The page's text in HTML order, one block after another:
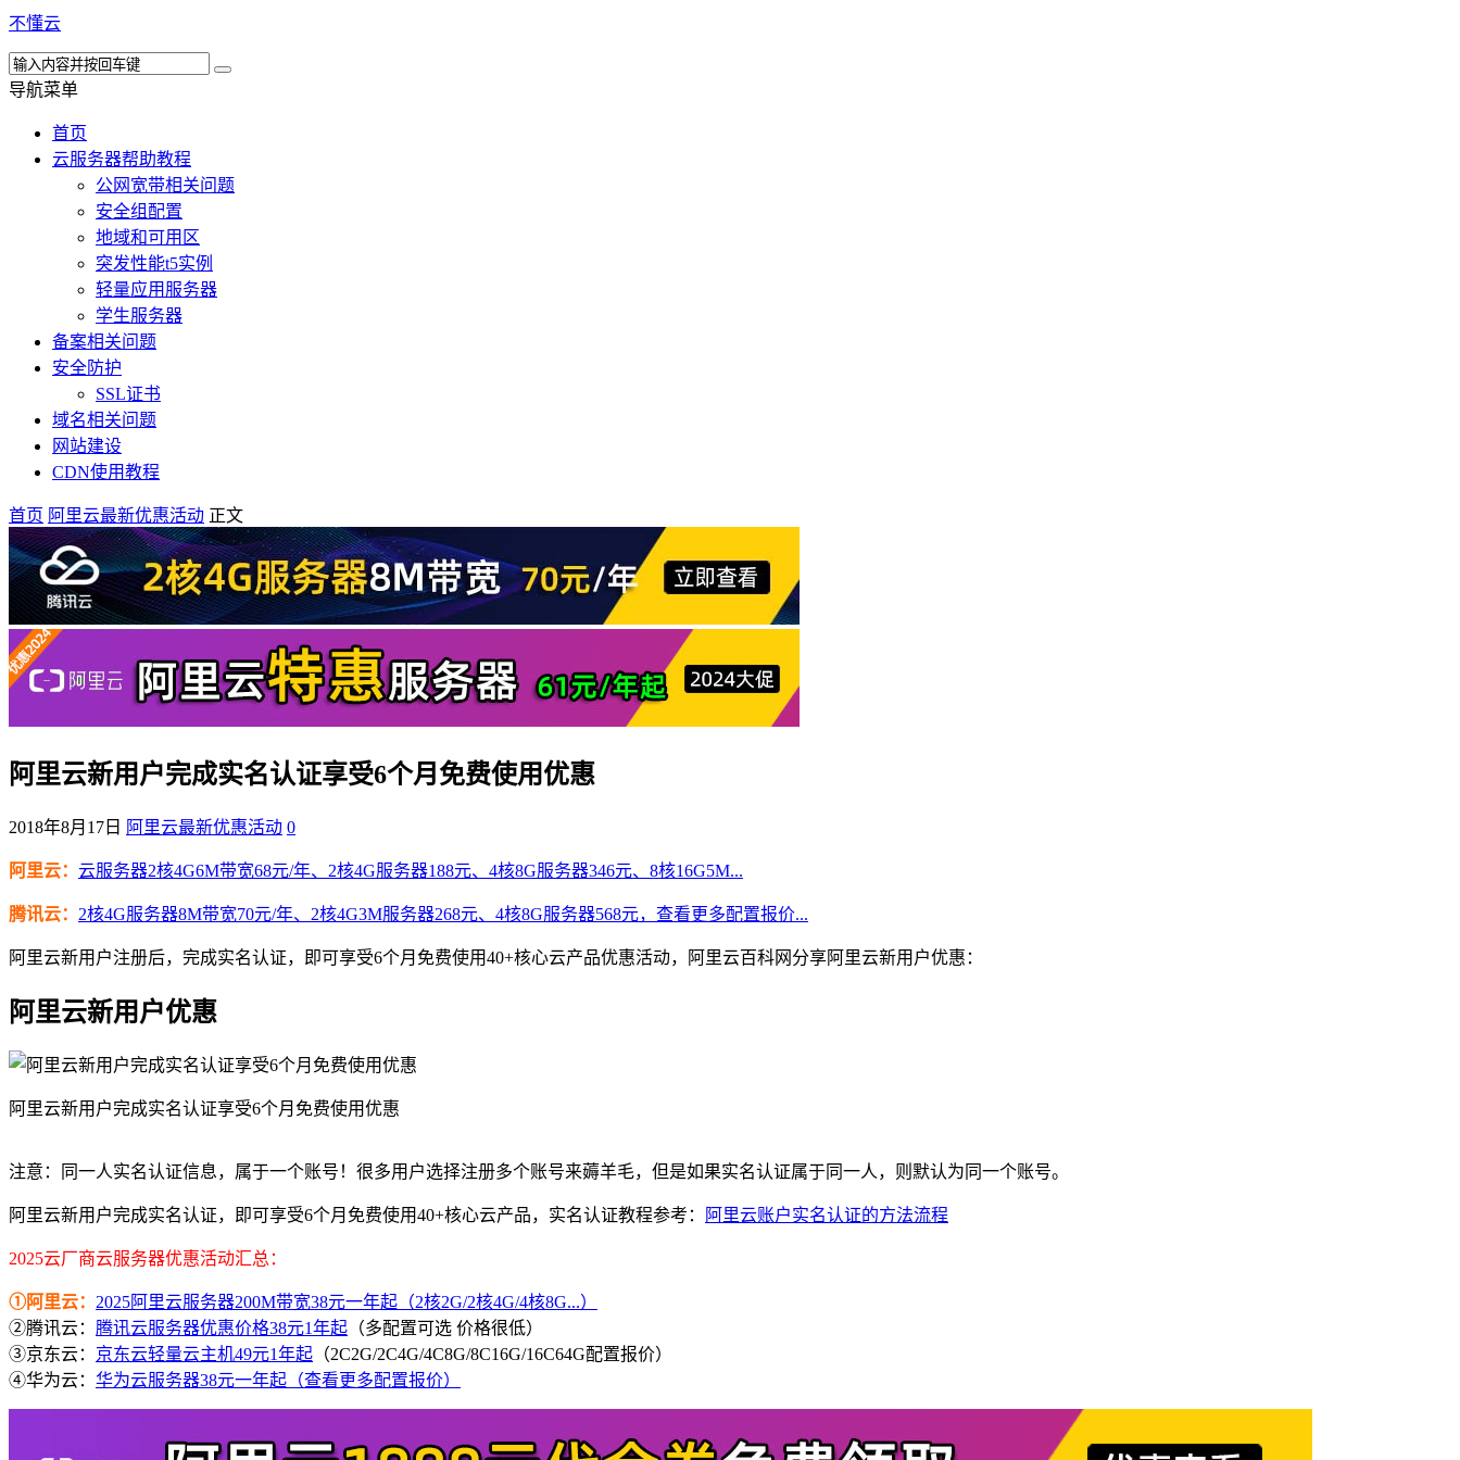
不懂云
导航菜单
首页
云服务器帮助教程
公网宽带相关问题
安全组配置
地域和可用区
突发性能t5实例
轻量应用服务器
学生服务器
备案相关问题
安全防护
SSL证书
域名相关问题
网站建设
CDN使用教程
首页 阿里云最新优惠活动 正文
阿里云新用户完成实名认证享受6个月免费使用优惠
2018年8月17日 阿里云最新优惠活动 0
阿里云： 云服务器2核4G6M带宽68元/年、2核4G服务器188元、4核8G服务器346元、8核16G5M...
腾讯云： 2核4G服务器8M带宽70元/年、2核4G3M服务器268元、4核8G服务器568元，查看更多配置报价...
阿里云新用户注册后，完成实名认证，即可享受6个月免费使用40+核心云产品优惠活动，阿里云百科网分享阿里云新用户优惠：
阿里云新用户优惠
阿里云新用户完成实名认证享受6个月免费使用优惠
注意：同一人实名认证信息，属于一个账号！很多用户选择注册多个账号来薅羊毛，但是如果实名认证属于同一人，则默认为同一个账号。
阿里云新用户完成实名认证，即可享受6个月免费使用40+核心云产品，实名认证教程参考： 阿里云账户实名认证的方法流程
2025云厂商云服务器优惠活动汇总：
①阿里云： 2025阿里云服务器200M带宽38元一年起（2核2G/2核4G/4核8G...）
②腾讯云： 腾讯云服务器优惠价格38元1年起 （多配置可选 价格很低）
③京东云： 京东云轻量云主机49元1年起 （2C2G/2C4G/4C8G/8C16G/16C64G配置报价）
④华为云： 华为云服务器38元一年起（查看更多配置报价）